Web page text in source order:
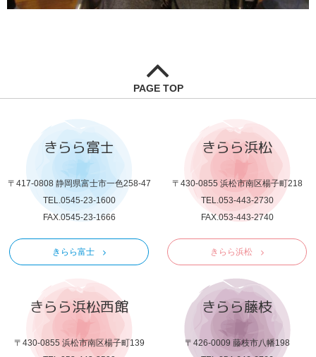
PAGE TOP
きらら富士
〒417-0808 静岡県富士市一色258-47
TEL.0545-23-1600
FAX.0545-23-1666
きらら富士
きらら浜松
〒430-0855 浜松市南区楊子町218
TEL.053-443-2730
FAX.053-443-2740
きらら浜松
きらら浜松西館
〒430-0855 浜松市南区楊子町139
きらら藤枝
〒426-0009 藤枝市八幡198